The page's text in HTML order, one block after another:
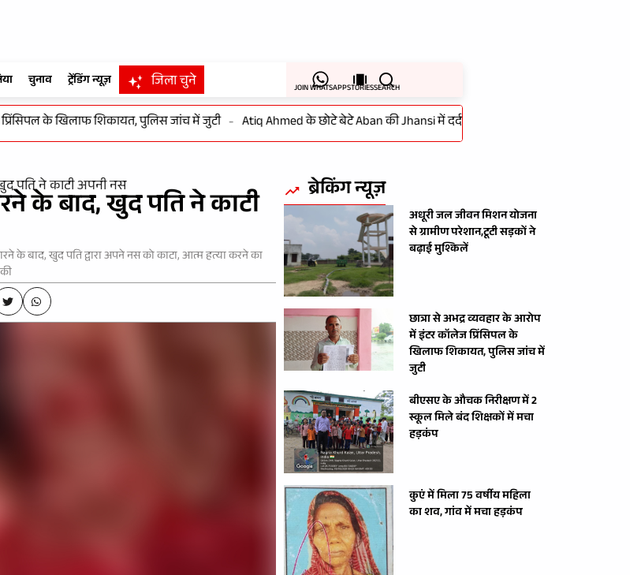
चुनाव ट्रेंडिंग न्यूज़ जिला चुने JOIN WHATSAPPSTORIESSEARCH
के खिलाफ शिकायत, पुलिस जांच में जुटी - Atiq Ahmed के छोटे बेटे Aban की Jhansi में दर्दनाक मौत, तेज रफ्तार Car Accident से गई
पति ने काटी अपनी नस
के बाद, खुद पति ने काटी
के बाद, खुद पति द्वारा अपने नस को काटा, आत्म हत्या करने का
ब्रेकिंग न्यूज़
अधूरी जल जीवन मिशन योजना
से ग्रामीण परेशान,टूटी सड़कों ने
बढ़ाई मुश्किलें
छात्रा से अभद्र व्यवहार के आरोप
में इंटर कॉलेज प्रिंसिपल के
खिलाफ शिकायत, पुलिस जांच में
जुटी
बीएसए के औचक निरीक्षण में 2
स्कूल मिले बंद शिक्षकों में मचा
हड़कंप
कुएं में मिला 75 वर्षीय महिला
का शव, गांव में मचा हड़कंप